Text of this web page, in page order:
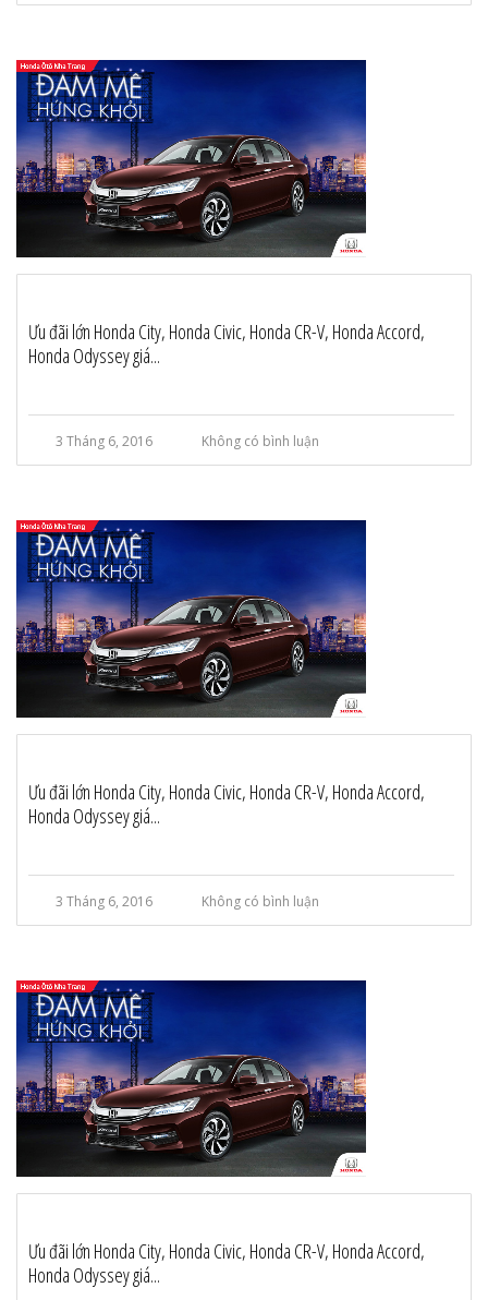
Ưu đãi lớn Honda City, Honda Civic, Honda CR-V, Honda Accord,
Honda Odyssey giá...
3 Tháng 6, 2016 Không có bình luận
Ưu đãi lớn Honda City, Honda Civic, Honda CR-V, Honda Accord,
Honda Odyssey giá...
3 Tháng 6, 2016 Không có bình luận
Ưu đãi lớn Honda City, Honda Civic, Honda CR-V, Honda Accord,
Honda Odyssey giá...